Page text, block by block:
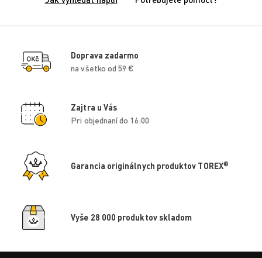
Doprava zadarmo
na všetko od 59 €
Zajtra u Vás
Pri objednaní do 16:00
Garancia originálnych produktov TOREX®
Vyše 28 000 produktov skladom